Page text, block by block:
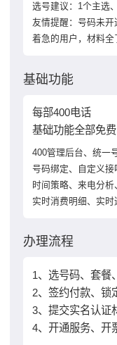
选号建议：1个主选
友情提醒：号码未
着急的用户，材料全
基础功能
每部400电话
基础功能全部免费
400管理后台、统一
号码绑定、自定义接
时间策略、来电分
实时消费明细、实时
办理流程
1、选号码、套餐
2、签约付款、锁
3、提交实名认证
4、开通服务、开